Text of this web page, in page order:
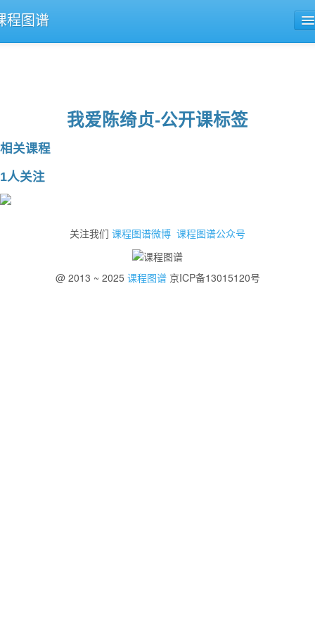
程图谱
我爱陈绮贞-公开课标签
相关课程
1人关注
关注我们 课程图谱微博 课程图谱公众号
@ 2013 ~ 2025 课程图谱京ICP备13015120号